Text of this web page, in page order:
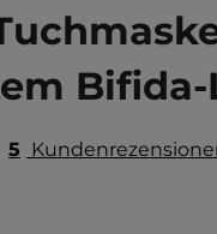
Bifida-
5